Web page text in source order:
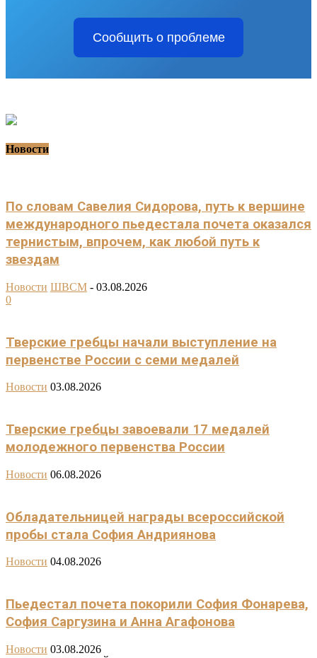
Сообщить о проблеме
Новости
По словам Савелия Сидорова, путь к вершине
международного пьедестала почета оказался
тернистым, впрочем, как любой путь к
звездам
Новости ШВСМ - 03.08.2026
0
Тверские гребцы начали выступление на
первенстве России с семи медалей
Новости 03.08.2026
Тверские гребцы завоевали 17 медалей
молодежного первенства России
Новости 06.08.2026
Обладательницей награды всероссийской
пробы стала София Андриянова
Новости 04.08.2026
Пьедестал почета покорили София Фонарева,
София Саргузина и Анна Агафонова
Новости 03.08.2026